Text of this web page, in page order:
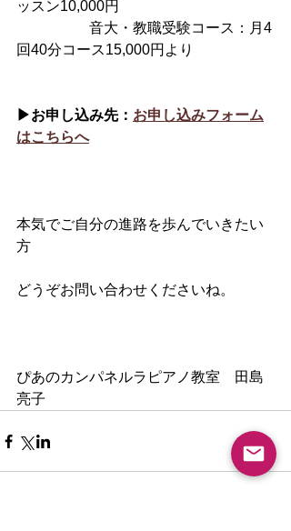
ッスン10,000円
音大・教職受験コース：月4
回40分コース15,000円より
▶︎お申し込み先： お申し込みフォーム
はこちらへ
本気でご自分の進路を歩んでいきたい
方
どうぞお問い合わせくださいね。
ぴあのカンパネルラピアノ教室　田島
亮子